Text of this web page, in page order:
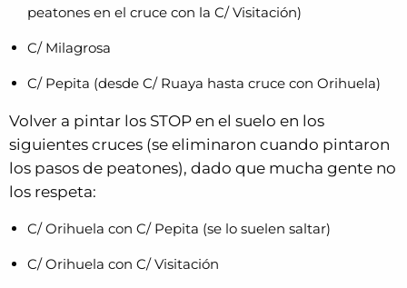
peatones en el cruce con la C/ Visitación)
C/ Milagrosa
C/ Pepita (desde C/ Ruaya hasta cruce con Orihuela)
Volver a pintar los STOP en el suelo en los
siguientes cruces (se eliminaron cuando pintaron
los pasos de peatones), dado que mucha gente no
los respeta:
C/ Orihuela con C/ Pepita (se lo suelen saltar)
C/ Orihuela con C/ Visitación